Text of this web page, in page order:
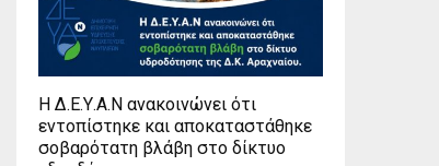
Η Δ.Ε.Υ.Α.Ν ανακοινώνει ότι
εντοπίστηκε και αποκαταστάθηκε
σοβαρότατη βλάβη στο δίκτυο